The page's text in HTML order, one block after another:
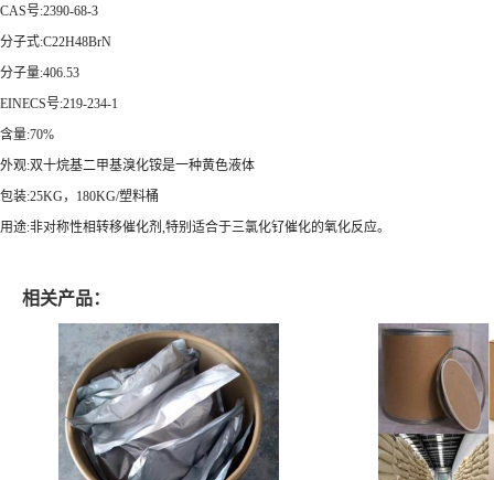
CAS号:2390-68-3
分子式:C22H48BrN
分子量:406.53
EINECS号:219-234-1
含量:70%
外观:双十烷基二甲基溴化铵是一种黄色液体
包装:25KG，180KG/塑料桶
用途:非对称性相转移催化剂,特别适合于三氯化钌催化的氧化反应。
相关产品：